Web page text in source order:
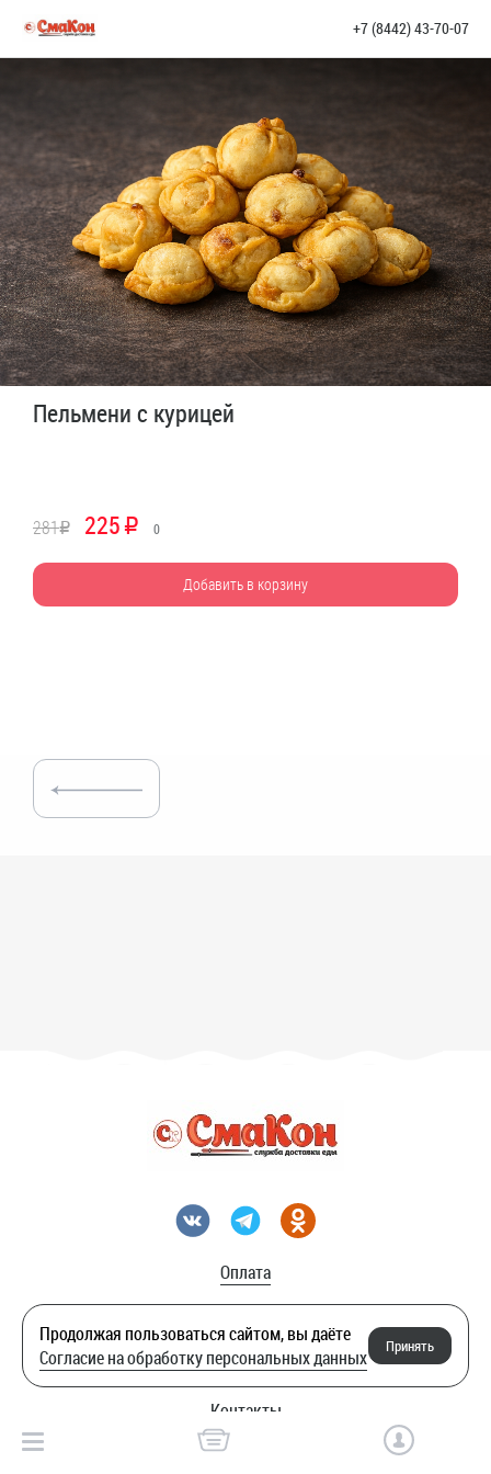
+7 (8442) 43-70-07
Пельмени с курицей
281R 225R 0
Добавить в корзину
Оплата
Служба качества
Контакты
Продолжая пользоваться сайтом, вы даёте
Согласие на обработку персональных данных
Принять